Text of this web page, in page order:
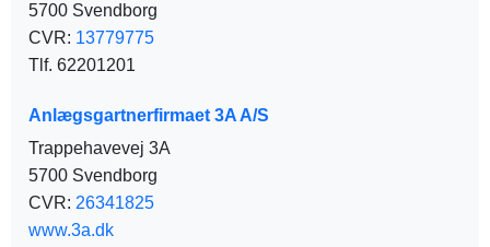
5700 Svendborg
CVR: 13779775
Tlf. 62201201
Anlægsgartnerfirmaet 3A A/S
Trappehavevej 3A
5700 Svendborg
CVR: 26341825
www.3a.dk